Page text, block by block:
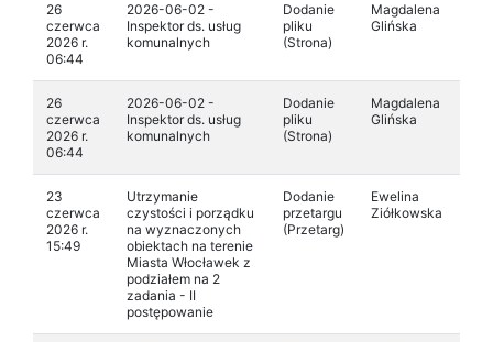
26
czerwca
2026 r.
06:44
2026-06-02 -
Inspektor ds. usług
komunalnych
Dodanie
pliku
(Strona)
Magdalena
Glińska
26
czerwca
2026 r.
06:44
2026-06-02 -
Inspektor ds. usług
komunalnych
Dodanie
pliku
(Strona)
Magdalena
Glińska
23
czerwca
2026 r.
15:49
Utrzymanie
czystości i porządku
na wyznaczonych
obiektach na terenie
Miasta Włocławek z
podziałem na 2
zadania - II
postępowanie
Dodanie
przetargu
(Przetarg)
Ewelina
Ziółkowska